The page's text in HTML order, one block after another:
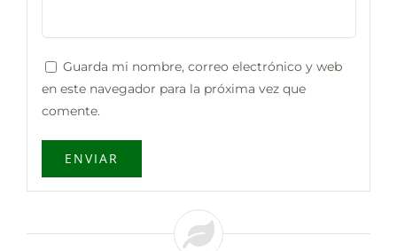
Guarda mi nombre, correo electrónico y web
en este navegador para la próxima vez que
comente.